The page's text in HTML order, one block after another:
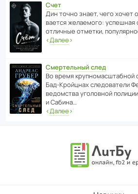
Счет
Дин точно знает, чего хочет
ва­ется жела­е­мого: успе­шная
отли­чные отметки,
‹Далее›
Смертельный след
Во время круп­но­мас­ш­та­бной
Бад‑Крой­цнах следо­ва­тели
ведомства уголо­вной
и Сабина…
‹Далее›